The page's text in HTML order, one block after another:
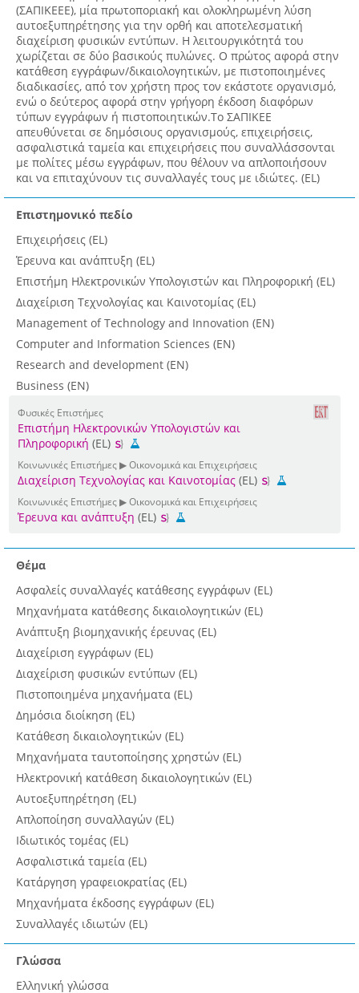
(ΣΑΠΙΚΕΕΕ), μία πρωτοποριακή και ολοκληρωμένη λύση
αυτοεξυπηρέτησης για την ορθή και αποτελεσματική
διαχείριση φυσικών εντύπων. Η λειτουργικότητά του
χωρίζεται σε δύο βασικούς πυλώνες. Ο πρώτος αφορά στην
κατάθεση εγγράφων/δικαιολογητικών, με πιστοποιημένες
διαδικασίες, από τον χρήστη προς τον εκάστοτε οργανισμό,
ενώ ο δεύτερος αφορά στην γρήγορη έκδοση διαφόρων
τύπων εγγράφων ή πιστοποιητικών.Το ΣΑΠΙΚΕΕ
απευθύνεται σε δημόσιους οργανισμούς, επιχειρήσεις,
ασφαλιστικά ταμεία και επιχειρήσεις που συναλλάσσονται
με πολίτες μέσω εγγράφων, που θέλουν να απλοποιήσουν
και να επιταχύνουν τις συναλλαγές τους με ιδιώτες. (EL)
Επιστημονικό πεδίο
Επιχειρήσεις (EL)
Έρευνα και ανάπτυξη (EL)
Επιστήμη Ηλεκτρονικών Υπολογιστών και Πληροφορική (EL)
Διαχείριση Τεχνολογίας και Καινοτομίας (EL)
Management of Technology and Innovation (EN)
Computer and Information Sciences (EN)
Research and development (EN)
Business (EN)
Φυσικές Επιστήμες
Επιστήμη Ηλεκτρονικών Υπολογιστών και
Πληροφορική (EL)
Κοινωνικές Επιστήμες ▶ Οικονομικά και Επιχειρήσεις
Διαχείριση Τεχνολογίας και Καινοτομίας (EL)
Κοινωνικές Επιστήμες ▶ Οικονομικά και Επιχειρήσεις
Έρευνα και ανάπτυξη (EL)
Θέμα
Ασφαλείς συναλλαγές κατάθεσης εγγράφων (EL)
Μηχανήματα κατάθεσης δικαιολογητικών (EL)
Ανάπτυξη βιομηχανικής έρευνας (EL)
Διαχείριση εγγράφων (EL)
Διαχείριση φυσικών εντύπων (EL)
Πιστοποιημένα μηχανήματα (EL)
Δημόσια διοίκηση (EL)
Κατάθεση δικαιολογητικών (EL)
Μηχανήματα ταυτοποίησης χρηστών (EL)
Ηλεκτρονική κατάθεση δικαιολογητικών (EL)
Αυτοεξυπηρέτηση (EL)
Απλοποίηση συναλλαγών (EL)
Ιδιωτικός τομέας (EL)
Ασφαλιστικά ταμεία (EL)
Κατάργηση γραφειοκρατίας (EL)
Μηχανήματα έκδοσης εγγράφων (EL)
Συναλλαγές ιδιωτών (EL)
Γλώσσα
Ελληνική γλώσσα